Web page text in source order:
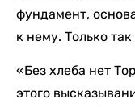
фундамент,
к нему. Только
«Без хлеба нет
этого